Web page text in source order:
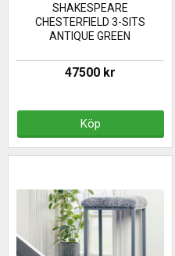
SHAKESPEARE
CHESTERFIELD 3-SITS
ANTIQUE GREEN
47500 kr
Köp